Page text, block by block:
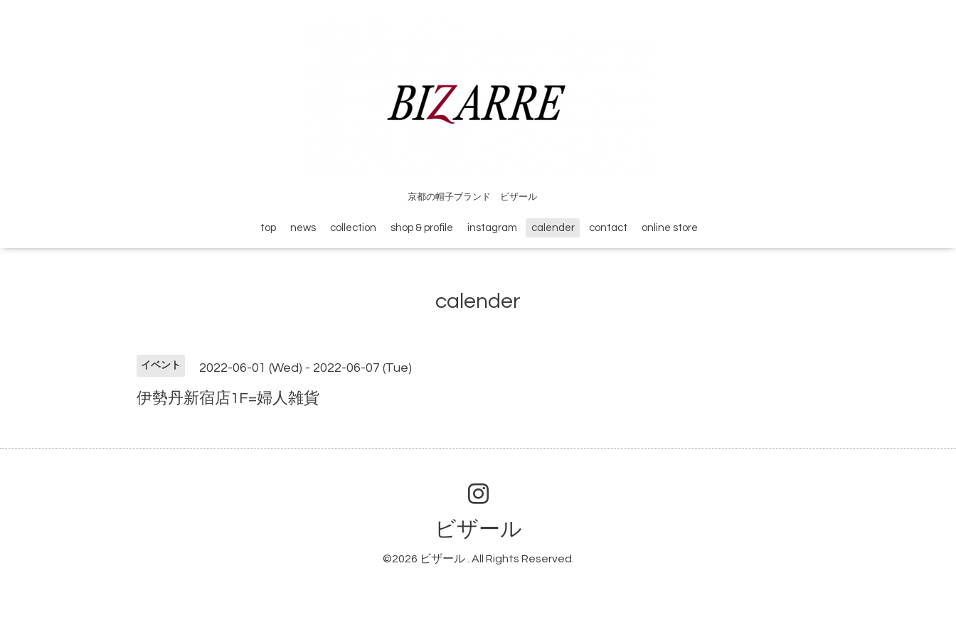
京都の帽子ブランド ビザール
top news collection shop & profile instagram calender contact online store
calender
イベント 2022-06-01 (Wed) - 2022-06-07 (Tue)
伊勢丹新宿店1F=婦人雑貨
ビザール
©2026 ビザール . All Rights Reserved.